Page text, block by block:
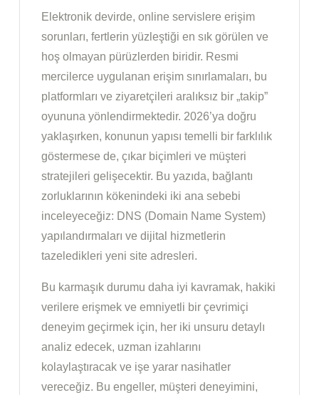
Elektronik devirde, online servislere erişim
sorunları, fertlerin yüzleştiği en sık görülen ve
hoş olmayan pürüzlerden biridir. Resmi
mercilerce uygulanan erişim sınırlamaları, bu
platformları ve ziyaretçileri aralıksız bir „takip”
oyununa yönlendirmektedir. 2026’ya doğru
yaklaşırken, konunun yapısı temelli bir farklılık
göstermese de, çıkar biçimleri ve müşteri
stratejileri gelişecektir. Bu yazıda, bağlantı
zorluklarının kökenindeki iki ana sebebi
inceleyeceğiz: DNS (Domain Name System)
yapılandırmaları ve dijital hizmetlerin
tazeledikleri yeni site adresleri.
Bu karmaşık durumu daha iyi kavramak, hakiki
verilere erişmek ve emniyetli bir çevrimiçi
deneyim geçirmek için, her iki unsuru detaylı
analiz edecek, uzman izahlarını
kolaylaştıracak ve işe yarar nasihatler
vereceğiz. Bu engeller, müşteri deneyimini,